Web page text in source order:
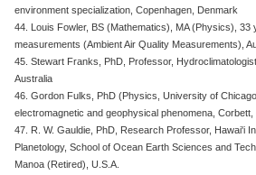
environment specialization, Copenhagen, Denmark
44. Louis Fowler, BS (Mathematics), MA (Physics), 33
measurements (Ambient Air Quality Measurements),
45. Stewart Franks, PhD, Professor,
Australia
46. Gordon Fulks, PhD (Physics, University of
electromagnetic and geophysical phenomena, Corbett,
47. R. W. Gauldie, PhD, Research Professor, Hawai'i
Planetology, School of Ocean Earth Sciences and
Manoa (Retired), U.S.A.